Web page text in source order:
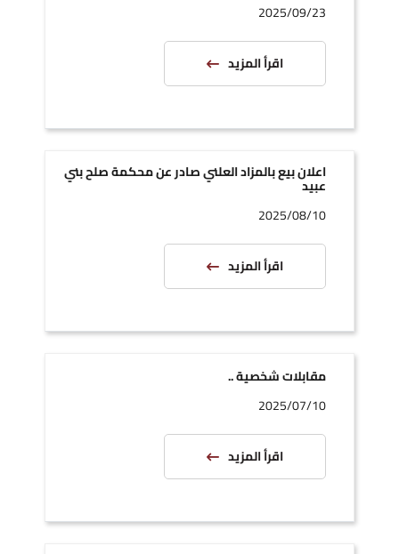
2025/09/23
اقرأ المزيد
اعلان بيع بالمزاد العلني صادر عن محكمة صلح بني
عبيد
2025/08/10
اقرأ المزيد
مقابلات شخصية ..
2025/07/10
اقرأ المزيد